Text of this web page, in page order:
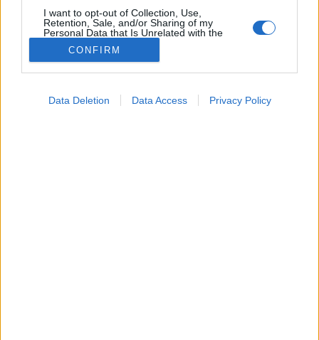
I want to opt-out of Collection, Use,
Retention, Sale, and/or Sharing of my
Personal Data that Is Unrelated with the
Purposes for which it was collected.
Opted Out
CONFIRM
Data Deletion Data Access Privacy Policy
2024. június 28. 13:34
Küldés Küldés Messengeren